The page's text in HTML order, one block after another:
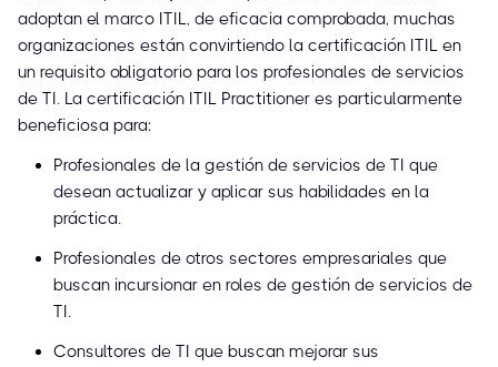
adoptan el marco ITIL, de eficacia comprobada, muchas
organizaciones están convirtiendo la certificación ITIL en
un requisito obligatorio para los profesionales de servicios
de TI. La certificación ITIL Practitioner es particularmente
beneficiosa para:
Profesionales de la gestión de servicios de TI que
desean actualizar y aplicar sus habilidades en la
práctica.
Profesionales de otros sectores empresariales que
buscan incursionar en roles de gestión de servicios de
TI.
Consultores de TI que buscan mejorar sus